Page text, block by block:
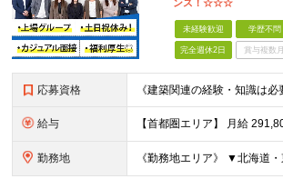
ンス！☆☆☆
未経験歓迎 学歴不問
完全週休2日 賞与複数月
応募資格
給与
勤務地